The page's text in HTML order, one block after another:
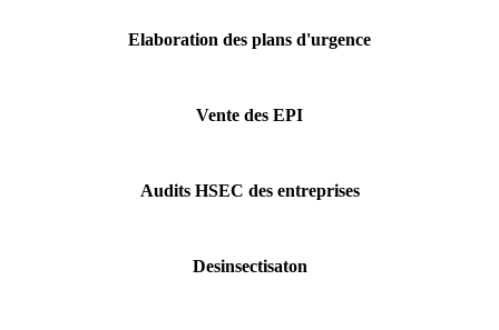
Elaboration des plans d'urgence
Vente des EPI
Audits HSEC des entreprises
Desinsectisaton